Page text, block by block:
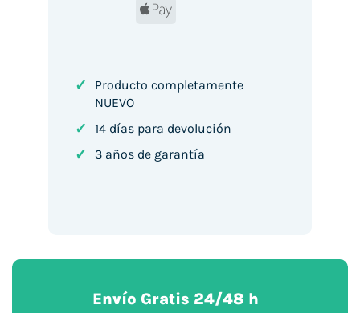
Apple
✓
Producto completamente
NUEVO
✓ 14 días para devolución
✓ 3 años de garantía
Envío Gratis 24/48 h